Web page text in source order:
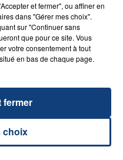
SE FAIRE
DE LA...
la clinique qui a
présenté ses
et fermer", ou affiner en
dans "Gérer mes choix".
sur "Continuer sans
que pour ce site. Vous
votre consentement à tout
en bas de chaque page.
choix
fermer